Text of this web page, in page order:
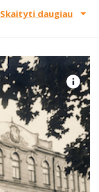
Skaityti daugiau